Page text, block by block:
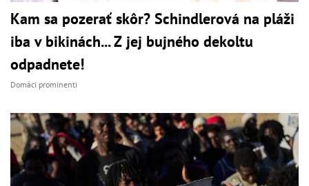
Kam sa pozerať skôr? Schindlerová na pláži
iba v bikinách... Z jej bujného dekoltu
odpadnete!
Domáci prominenti